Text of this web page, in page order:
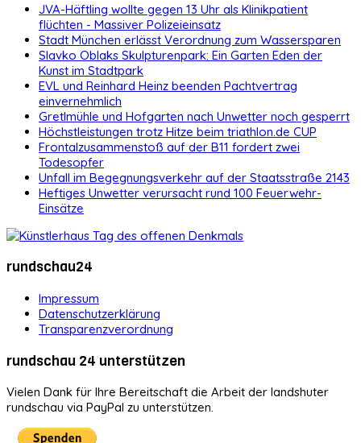
JVA-Häftling wollte gegen 13 Uhr als Klinikpatient
flüchten - Massiver Polizeieinsatz
Stadt München erlässt Verordnung zum Wassersparen
Slavko Oblaks Skulpturenpark: Ein Garten Eden der
Kunst im Stadtpark
EVL und Reinhard Heinz beenden Pachtvertrag
einvernehmlich
Gretlmühle und Hofgarten nach Unwetter noch gesperrt
Höchstleistungen trotz Hitze beim triathlon.de CUP
Frontalzusammenstoß auf der B11 fordert zwei
Todesopfer
Unfall im Begegnungsverkehr auf der Staatsstraße 2143
Heftiges Unwetter verursacht rund 100 Feuerwehr-
Einsätze
rundschau24
Impressum
Datenschutzerklärung
Transparenzverordnung
rundschau 24 unterstützen
Vielen Dank für Ihre Bereitschaft die Arbeit der landshuter
rundschau via PayPal zu unterstützen.